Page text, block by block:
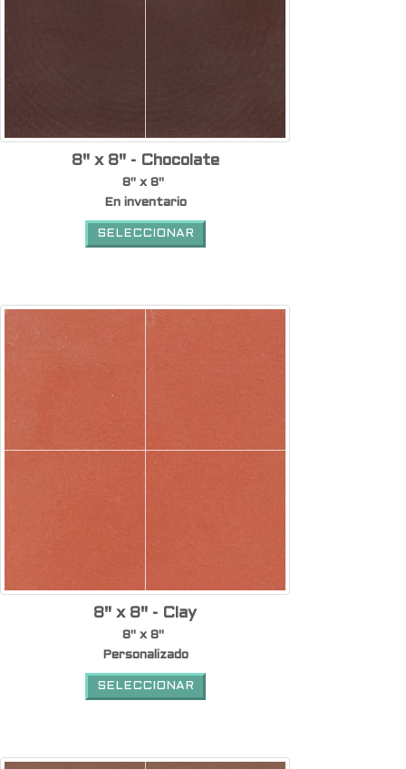
8" x 8" - Chocolate
8" x 8"
En inventario
SELECCIONAR
8" x 8" - Clay
8" x 8"
Personalizado
SELECCIONAR